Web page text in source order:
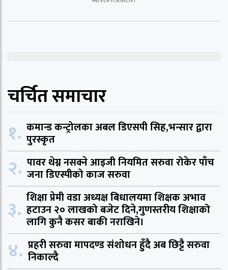
चर्चित समाचार
१. कमान्ड कन्ट्रोलका अबल डिएसपी सिह,भन्सार द्वारा
पुरस्कृत
२. पावर थेग्न नसक्ने आइजी नियमित सरुवा रोकेर पाँच
जना डिएस्पीको काज सरुवा
३. शिक्षा प्रेमी वडा अध्यक्ष बिधालयमा शिक्षक अभाव
हटाउन २० लाखको बजेट दिने,गुणस्तरीय शिक्षाको
लागि कुनै कसर बाकी नराखिने।
४. प्रहरी सरुवा मापदण्ड संशोधन हुँदै अब छिट्टै सरुवा
निकाल्दै